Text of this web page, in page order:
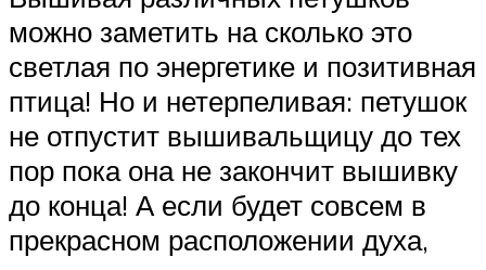
можно заметить на сколько это
светлая по энергетике и позитивная
птица! Но и нетерпеливая: петушок
не отпустит вышивальщицу до тех
пор пока она не закончит вышивку
до конца! А если будет совсем в
прекрасном расположении духа,